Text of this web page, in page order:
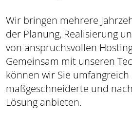
Wir bringen mehrere
der Planung, Realisierung
von anspruchsvollen
Gemeinsam mit unseren
können wir Sie
maßgeschneiderte und
Lösung anbieten.